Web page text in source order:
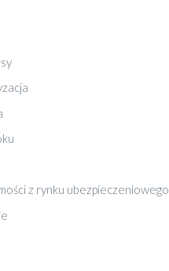
z rynku ubezpieczeniowego